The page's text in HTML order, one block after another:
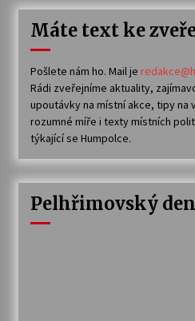
Máte text ke
Pošlete nám ho. Mail je
Rádi zveřejníme aktuality,
upoutávky na místní akce, tipy na
rozumné míře i texty místních
týkající se Humpolce.
Pelhřimovský